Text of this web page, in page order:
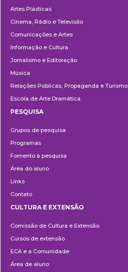
Artes Plásticas
Cinema, Rádio e Televisão
Comunicações e Artes
Informação e Cultura
Jornalismo e Editoração
Música
Relações Públicas, Propaganda e Turismo
Escola de Arte Dramática
PESQUISA
Grupos de pesquisa
Programas
Fomento à pesquisa
Área do aluno
Links
Contato
e
Extensão
CULTURA E EXTENSÃO
Comissão de Cultura e Extensão
Cursos de extensão
ECA e a Comunidade
Área de aluno